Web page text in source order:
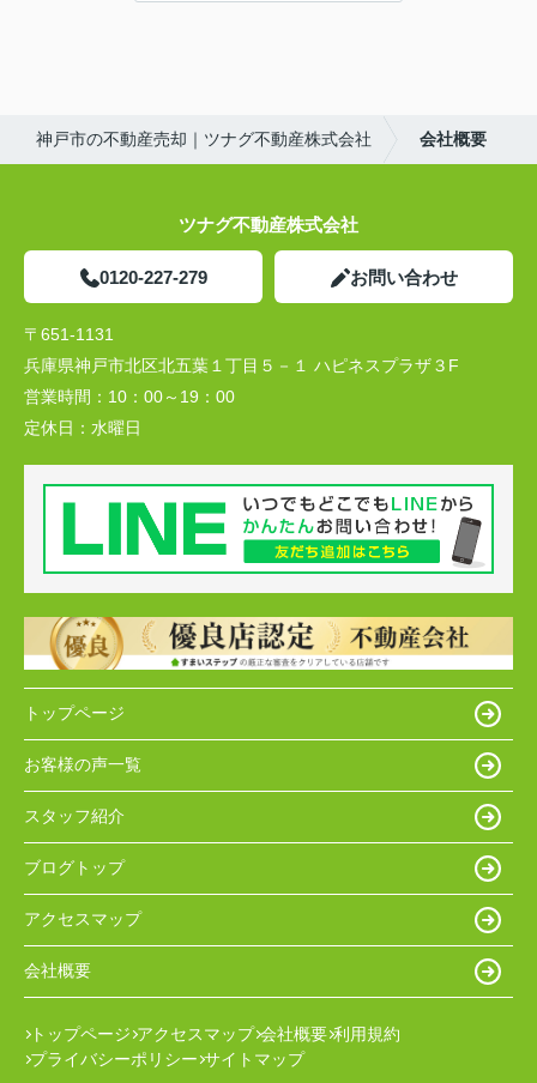
神戸市の不動産売却｜ツナグ不動産株式会社 会社概要
ツナグ不動産株式会社
0120-227-279 お問い合わせ
〒651-1131
兵庫県神戸市北区北五葉１丁目５－１ ハピネスプラザ３F
営業時間： 10：00～19：00
定休日： 水曜日
トップページ
お客様の声一覧
スタッフ紹介
ブログトップ
アクセスマップ
会社概要
トップページ アクセスマップ 会社概要 利用規約
プライバシーポリシー サイトマップ